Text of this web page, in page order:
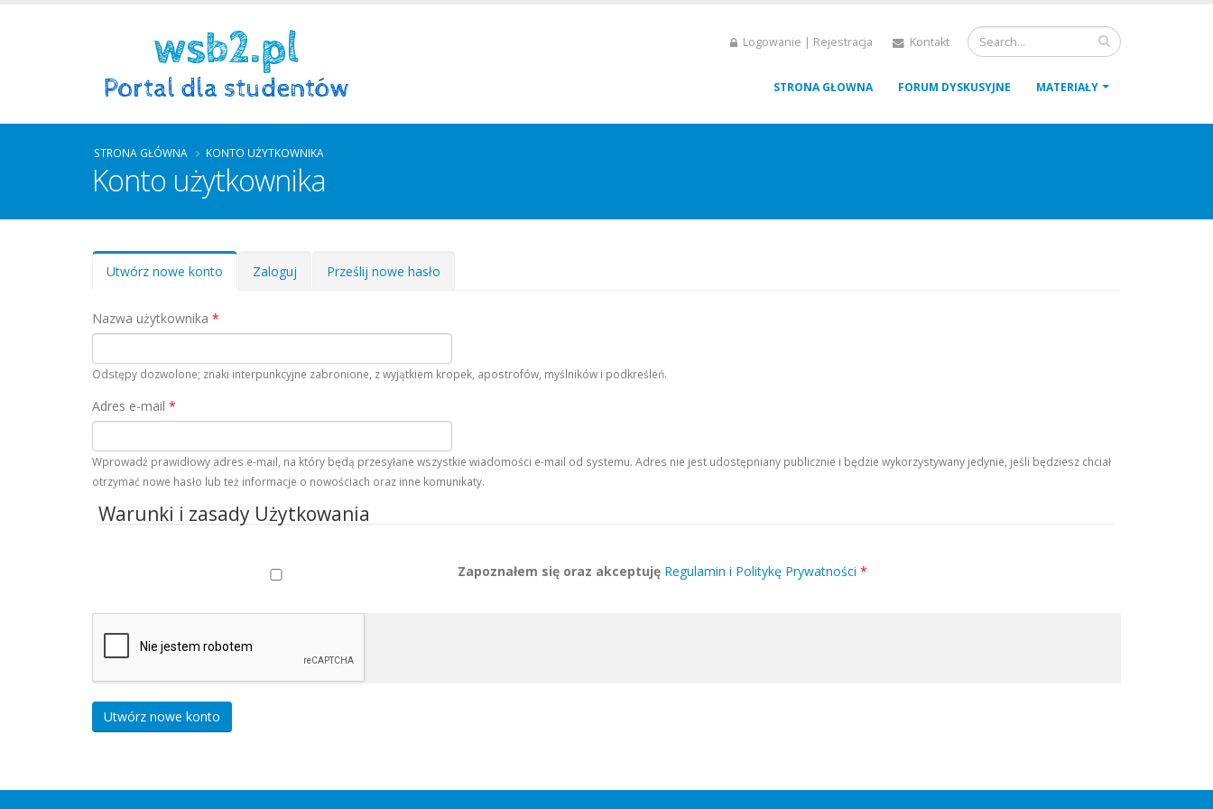
Logowanie | Rejestracja Kontakt
STRONA GŁOWNA FORUM DYSKUSYJNE MATERIAŁY
STRONA GŁÓWNA KONTO UŻYTKOWNIKA
Konto użytkownika
Zakładki podstawowe
Utwórz nowe konto (aktywnaZaloguj Prześlij nowe hasło
Nazwa użytkownika *
Odstępy dozwolone; znaki interpunkcyjne zabronione, z wyjątkiem kropek, apostrofów, myślników i podkreśleń.
Adres e-mail *
Wprowadź prawidłowy adres e-mail, na który będą przesyłane wszystkie wiadomości e-mail od systemu. Adres nie jest udostępniany publicznie i będzie wykorzystywany jedynie, jeśli będziesz chciał
otrzymać nowe hasło lub też informacje o nowościach oraz inne komunikaty.
Warunki i zasady Użytkowania
Zapoznałem się oraz akceptuję Regulamin i Politykę Prywatności *